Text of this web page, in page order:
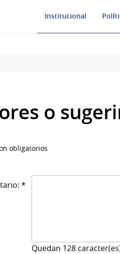
Institucional
o
obligatorios
*
Quedan 128